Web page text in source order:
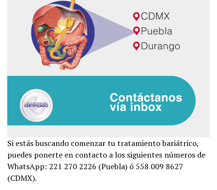
Si estás buscando comenzar tu tratamiento bariátrico,
puedes ponerte en contacto a los siguientes números de
WhatsApp: 221 270 2226 (Puebla) ó 558 009 8627
(CDMX).